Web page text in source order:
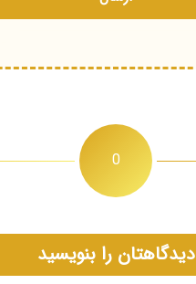
0
دیدگاهتان را بنویسید